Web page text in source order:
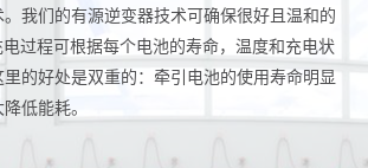
我们的有源逆变器技术可确保很好且温和的
过程可根据每个电池的寿命，温度和充电状
的好处是双重的：牵引电池的使用寿命明显
低能耗。